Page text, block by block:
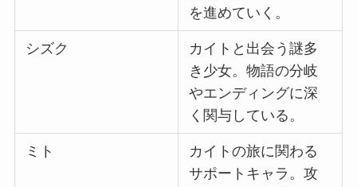
を進めていく。
シズク
カイトと出会う謎多
き少女。物語の分岐
やエンディングに深
く関与している。
ミト
カイトの旅に関わる
サポートキャラ。攻